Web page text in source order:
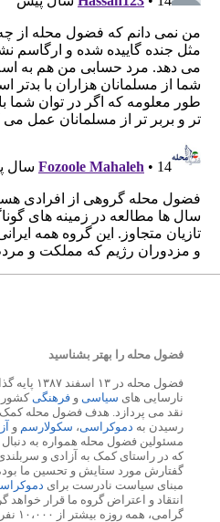
فضول محله را بهتر بشناسید
فضول محله
نارسایی های سیاسی و فرهنگی
نقد می پردازد. هدف فضول محله
رسیدن به دموکراسی، سکولارسم و
مسئولین فضول محله همواره به دنبال
که در راستای کمک به آزادی و
گفتارش مورد ستایش و تحسین ما بوده،
مبنای سیاست نادرست برای
انتقاد و اعتراض گروه ما قرار
گرامی، همه روزه بیشتر از ۱۰،۰۰۰ نفر از این سایت دیدن می کنند.